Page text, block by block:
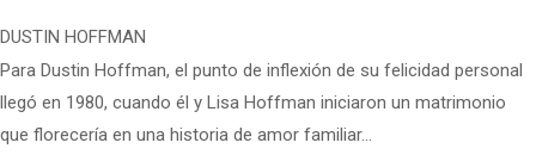
DUSTIN HOFFMAN
Para Dustin Hoffman, el punto de inflexión de su felicidad personal
llegó en 1980, cuando él y Lisa Hoffman iniciaron un matrimonio
que florecería en una historia de amor familiar…